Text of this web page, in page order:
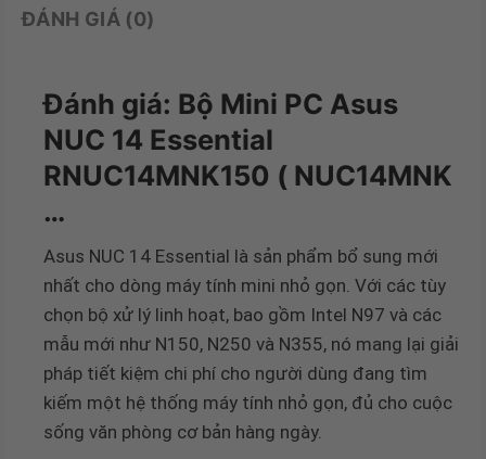
ĐÁNH GIÁ (0)
Đánh giá: Bộ Mini PC Asus
NUC 14 Essential
RNUC14MNK150 ( NUC14MNK
…
Asus NUC 14 Essential là sản phẩm bổ sung mới
nhất cho dòng máy tính mini nhỏ gọn. Với các tùy
chọn bộ xử lý linh hoạt, bao gồm Intel N97 và các
mẫu mới như N150, N250 và N355, nó mang lại giải
pháp tiết kiệm chi phí cho người dùng đang tìm
kiếm một hệ thống máy tính nhỏ gọn, đủ cho cuộc
sống văn phòng cơ bản hàng ngày.